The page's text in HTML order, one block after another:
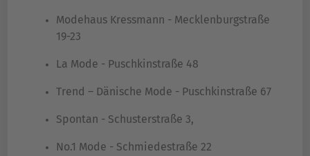
Modehaus Kressmann - Mecklenburgstraße
19-23
La Mode - Puschkinstraße 48
Trend – Dänische Mode - Puschkinstraße 67
Spontan - Schusterstraße 3,
No.1 Mode - Schmiedestraße 22